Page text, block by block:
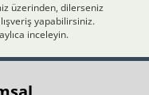
üzerinden, dilerseniz
yapabilirsiniz.
inceleyin.